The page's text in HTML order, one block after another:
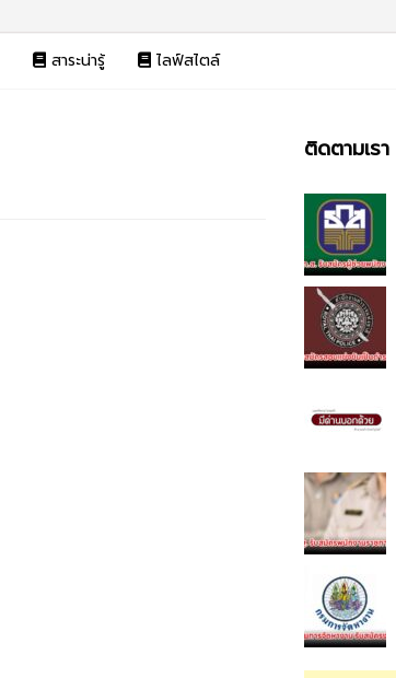
สาระน่ารู้ ไลฟ์สไตล์
ติดตามเรา